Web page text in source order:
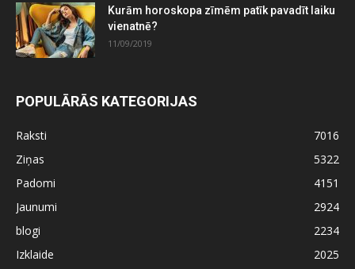
Kurām horoskopa zīmēm patīk pavadīt laiku
vienatnē?
11/09/2019
POPULĀRĀS KATEGORIJAS
Raksti
7016
Ziņas
5322
Padomi
4151
Jaunumi
2924
blogi
2234
Izklaide
2025